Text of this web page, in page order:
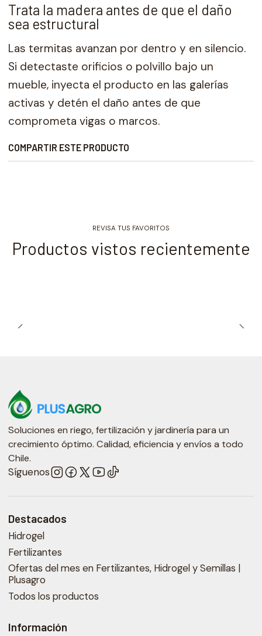
Trata la madera antes de que el daño
sea estructural
Las termitas avanzan por dentro y en silencio.
Si detectaste orificios o polvillo bajo un
mueble, inyecta el producto en las galerías
activas y detén el daño antes de que
comprometa vigas o marcos.
COMPARTIR ESTE PRODUCTO
REVISA TUS FAVORITOS
Productos vistos recientemente
Soluciones en riego, fertilización y jardinería para un
crecimiento óptimo. Calidad, eficiencia y envíos a todo
Chile.
Síguenos
Destacados
Hidrogel
Fertilizantes
Ofertas del mes en Fertilizantes, Hidrogel y Semillas |
Plusagro
Todos los productos
Información